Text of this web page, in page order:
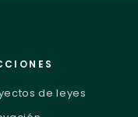
de leyes